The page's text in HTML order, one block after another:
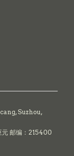
Suzhou,
元 邮编：215400